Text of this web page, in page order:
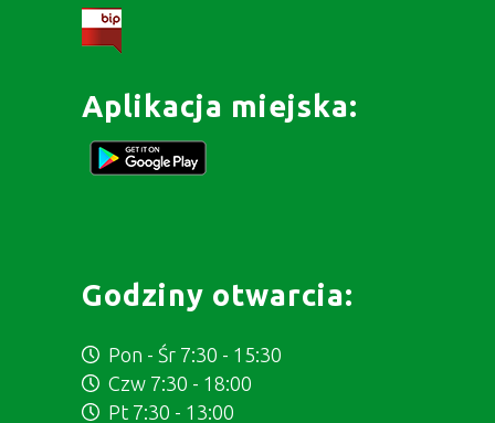
Aplikacja miejska:
Godziny otwarcia:
Pon - Śr 7:30 - 15:30
Czw 7:30 - 18:00
Pt 7:30 - 13:00